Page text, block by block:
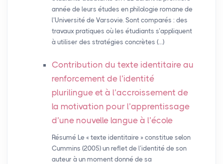
année de leurs études en philologie romane de
l’Université de Varsovie. Sont comparés : des
travaux pratiques où les étudiants s’appliquent
à utiliser des stratégies concrètes (…)
Contribution du texte identitaire au
renforcement de l’identité
plurilingue et à l’accroissement de
la motivation pour l’apprentissage
d’une nouvelle langue à l’école
Résumé Le « texte identitaire » constitue selon
Cummins (2005) un reflet de l’identité de son
auteur à un moment donné de sa